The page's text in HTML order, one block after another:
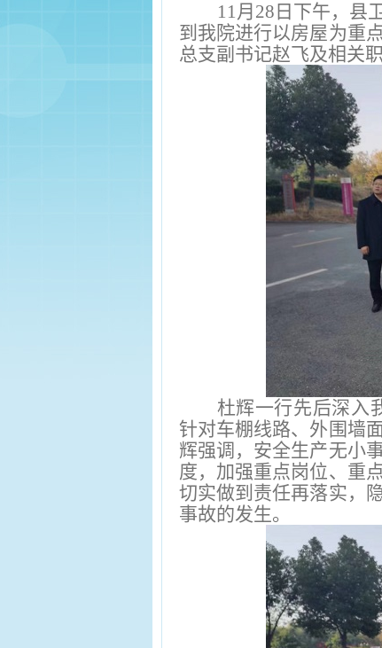
11月28日下午，县
到我院进行以房屋为重
总支副书记赵飞及相关
杜辉一行先后深入
针对车棚线路、外围墙
辉强调，安全生产无小
度，加强重点岗位、重
切实做到责任再落实，
事故的发生。